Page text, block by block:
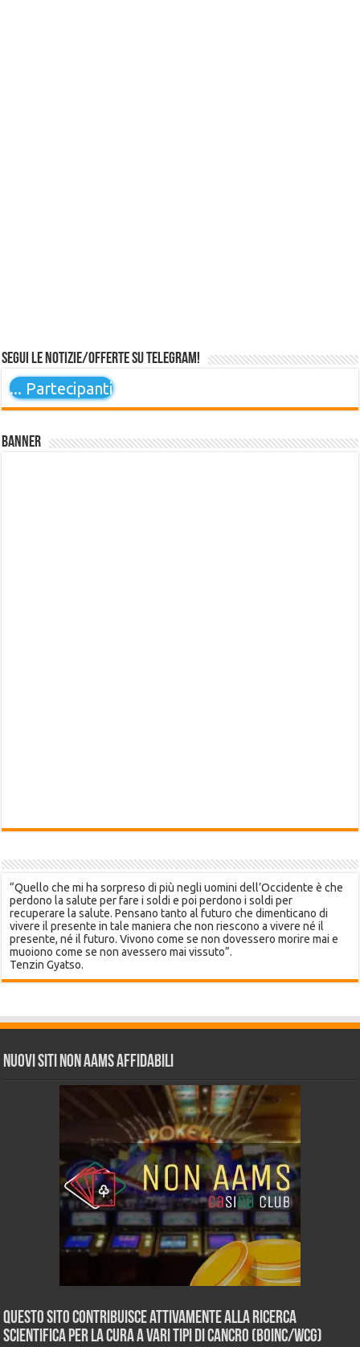
Segui le notizie/offerte su Telegram!
... Partecipanti
Banner
“Quello che mi ha sorpreso di più negli uomini dell’Occidente è che
perdono la salute per fare i soldi e poi perdono i soldi per
recuperare la salute. Pensano tanto al futuro che dimenticano di
vivere il presente in tale maniera che non riescono a vivere né il
presente, né il futuro. Vivono come se non dovessero morire mai e
muoiono come se non avessero mai vissuto”.
Tenzin Gyatso.
Nuovi siti non AAMS affidabili
Questo sito contribuisce attivamente alla ricerca
scientifica per la cura a vari tipi di Cancro (BOINC/WCG)